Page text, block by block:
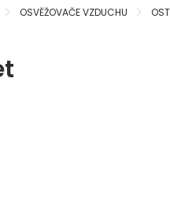
OSVĚŽOVAČE VZDUCHU